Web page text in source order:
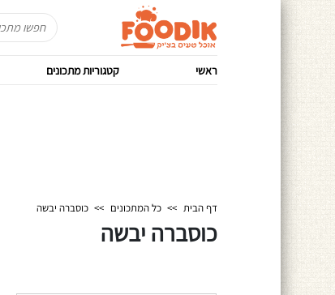
ראשי קטגוריות מתכונים
דף הבית >> כל המתכונים >> כוסברה יבשה
כוסברה יבשה